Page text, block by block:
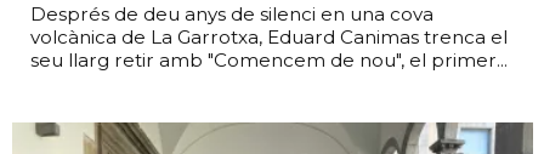
Després de deu anys de silenci en una cova
volcànica de La Garrotxa, Eduard Canimas trenca el
seu llarg retir amb "Comencem de nou", el primer...